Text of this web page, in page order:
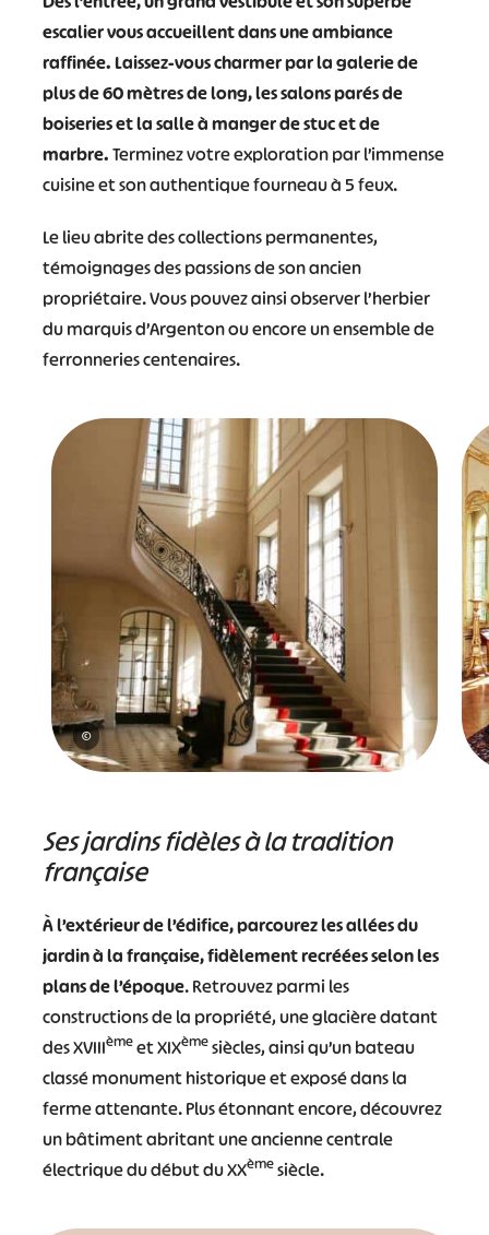
escalier vous accueillent dans une ambiance
raffinée. Laissez-vous charmer par la galerie de
plus de 60 mètres de long, les salons parés de
boiseries et la salle à manger de stuc et de
marbre.Terminez votre exploration par l’immense
cuisine et son authentique fourneau à 5 feux.
Le lieu abrite des collections permanentes,
témoignages des passions de son ancien
propriétaire. Vous pouvez ainsi observer l’herbier
du marquis d’Argenton ou encore un ensemble de
ferronneries centenaires.
©
Ses jardins fidèles à la tradition
française
À l’extérieur de l’édifice, parcourez les allées du
jardin à la française, fidèlement recréées selon les
plans de l’époque. Retrouvez parmi les
constructions de la propriété, une glacière datant
des XVIIIèmeet XIXèmesiècles, ainsi qu’un bateau
classé monument historique et exposé dans la
ferme attenante. Plus étonnant encore, découvrez
un bâtiment abritant une ancienne centrale
électrique du début du XXèmesiècle.